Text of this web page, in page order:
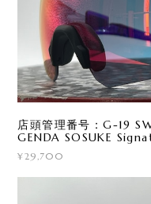
店頭管理番号：G-19
GENDA SOSUKE
¥29,700